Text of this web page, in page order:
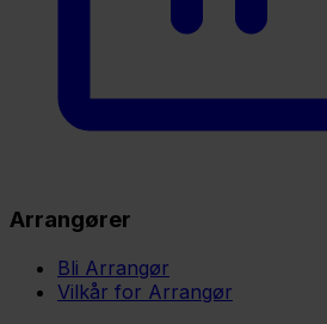
Arrangører
Bli Arrangør
Vilkår for Arrangør